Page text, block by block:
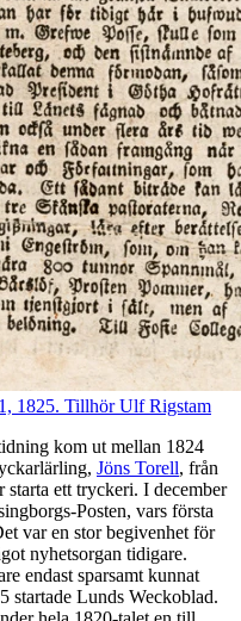
1825. Tillhör Ulf Rigstam
kom ut mellan 1824
Jöns Torell, från
ett tryckeri. I december
Posten, vars första
var en stor begivenhet för
nyhetsorgan tidigare.
endast sparsamt kunnat
startade Lunds Weckoblad.